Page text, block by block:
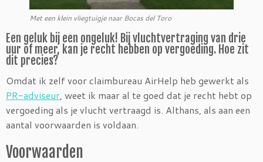
Met een klein vliegtuigje naar Bocas del Toro
Een geluk bij een ongeluk! Bij vluchtvertraging van drie
uur of meer, kan je recht hebben op vergoeding. Hoe zit
dit precies?
Omdat ik zelf voor claimbureau AirHelp heb gewerkt als
PR-adviseur, weet ik maar al te goed dat je recht hebt op
vergoeding als je vlucht vertraagd is. Althans, als aan een
aantal voorwaarden is voldaan.
Voorwaarden